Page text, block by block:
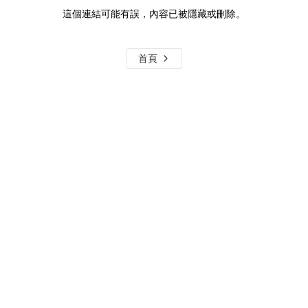
這個連結可能有誤，內容已被隱藏或刪除。
首頁